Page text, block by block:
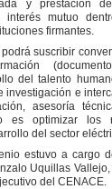
y prestación
interés mutuo
firmantes.
suscribir
del talento
investigación e
asesoría
es optimizar los
del sector
estuvo a cargo
Uquillas
del CENACE.